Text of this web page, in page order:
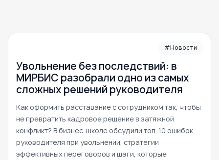
#Новости
Увольнение без последствий: в
МИРБИС разобрали одно из самых
сложных решений руководителя
Как оформить расставание с сотрудником так, чтобы
не превратить кадровое решение в затяжной
конфликт? В бизнес-школе обсудили топ-10 ошибок
руководителя при увольнении, стратегии
эффективных переговоров и шаги, которые